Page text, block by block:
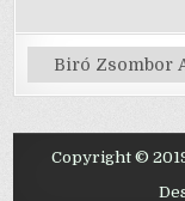
Kategóriák
Copyright ©